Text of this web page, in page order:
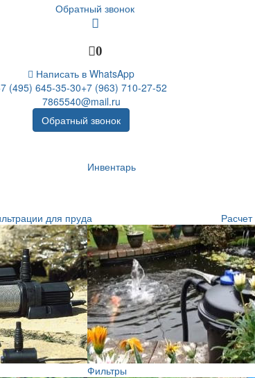
Обратный звонок
0
Написать в WhatsApp
(495) 645-35-30+7 (963) 710-27-52
7865540@mail.ru
Обратный звонок
Инвентарь
для пруда
Фильтры